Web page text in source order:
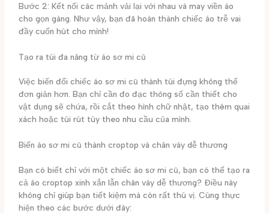
Bước 2: Kết nối các mảnh vải lại với nhau và may viền áo
cho gọn gàng. Như vậy, bạn đã hoàn thành chiếc áo trễ vai
đầy cuốn hút cho mình!
Tạo ra túi đa năng từ áo sơ mi cũ
Việc biến đổi chiếc áo sơ mi cũ thành túi đựng không thể
đơn giản hơn. Bạn chỉ cần đo đạc thông số cần thiết cho
vật dụng sẽ chứa, rồi cắt theo hình chữ nhật, tạo thêm quai
xách hoặc túi rút tùy theo nhu cầu của mình.
Biến áo sơ mi cũ thành croptop và chân váy dễ thương
Bạn có biết chỉ với một chiếc áo sơ mi cũ, bạn có thể tạo ra
cả áo croptop xinh xắn lẫn chân váy dễ thương? Điều này
không chỉ giúp bạn tiết kiệm mà còn rất thú vị. Cùng thực
hiện theo các bước dưới đây: